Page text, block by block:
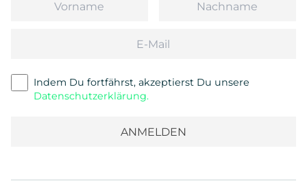
Indem Du fortfährst, akzeptierst Du unsere
Datenschutzerklärung.